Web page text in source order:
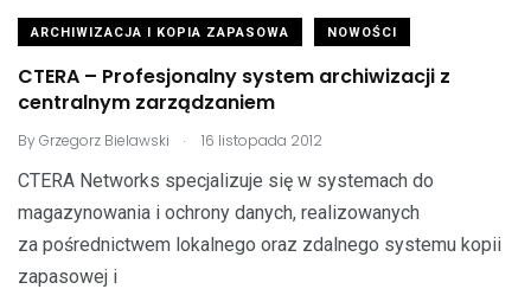
ARCHIWIZACJA I KOPIA ZAPASOWA NOWOŚCI
CTERA – Profesjonalny system archiwizacji z
centralnym zarządzaniem
ByGrzegorz Bielawski . 16 listopada 2012
CTERA Networks specjalizuje się w systemach do
magazynowania i ochrony danych, realizowanych
za pośrednictwem lokalnego oraz zdalnego systemu kopii
zapasowej i